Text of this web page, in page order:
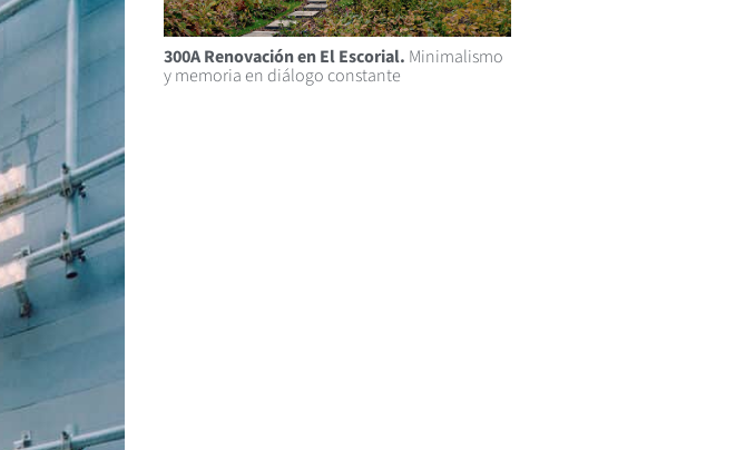
300A Renovación en El Escorial. Minimalismo
y memoria en diálogo constante